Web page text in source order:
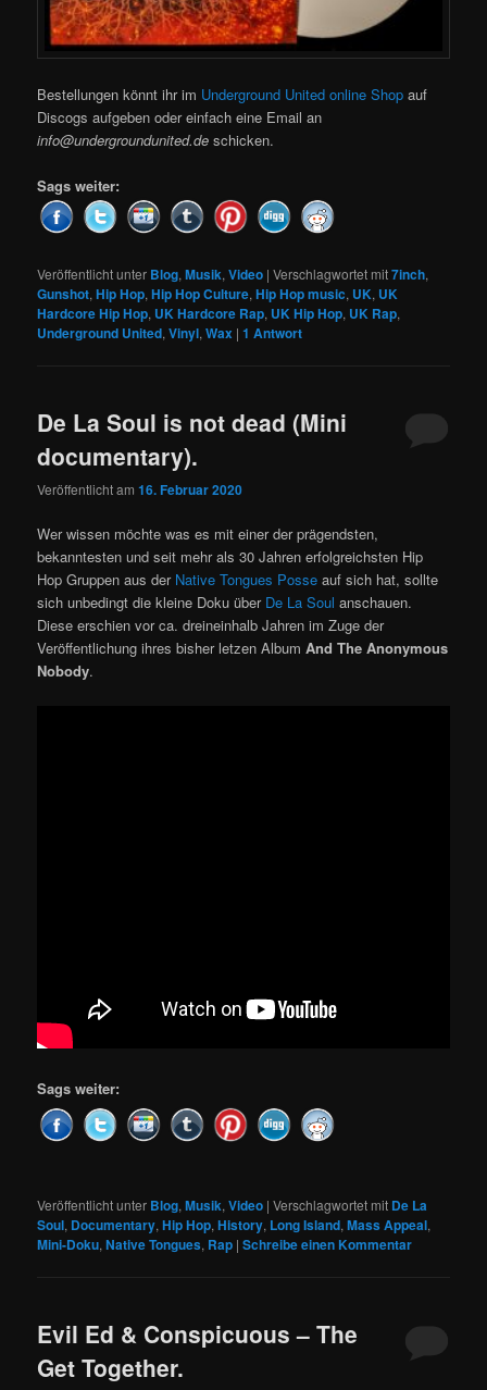
Bestellungen könnt ihr im Underground United online Shop auf
Discogs aufgeben oder einfach eine Email an
info@undergroundunited.de schicken.
Sags weiter:
Veröffentlicht unter Blog,Musik,Video |Verschlagwortet mit7inch,
Gunshot,Hip Hop,Hip Hop Culture,Hip Hop music, UK, UK
Hardcore Hip Hop, UK Hardcore Rap, UK Hip Hop, UK Rap,
Underground United,Vinyl,Wax |1 Antwort
De La Soul is not dead (Mini
documentary).
Veröffentlicht am16. Februar 2020
Wer wissen möchte was es mit einer der prägendsten,
bekanntesten und seit mehr als 30 Jahren erfolgreichsten Hip
Hop Gruppen aus der Native Tongues Posse auf sich hat, sollte
sich unbedingt die kleine Doku über De La Soul anschauen.
Diese erschien vor ca. dreineinhalb Jahren im Zuge der
Veröffentlichung ihres bisher letzen AlbumAnd The Anonymous
Nobody.
Sags weiter:
Veröffentlicht unter Blog,Musik,Video |Verschlagwortet mit De La
Soul, Documentary,Hip Hop,History, Long Island,Mass Appeal,
Mini-Doku,Native Tongues, Rap |Schreibe einen Kommentar
Evil Ed & Conspicuous – The
Get Together.